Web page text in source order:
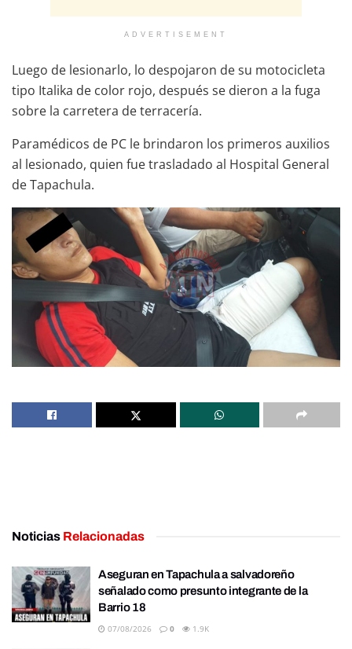
ADVERTISEMENT
Luego de lesionarlo, lo despojaron de su motocicleta
tipo Italika de color rojo, después se dieron a la fuga
sobre la carretera de terracería.
Paramédicos de PC le brindaron los primeros auxilios
al lesionado, quien fue trasladado al Hospital General
de Tapachula.
Noticias Relacionadas
Aseguran en Tapachula a salvadoreño
señalado como presunto integrante de la
Barrio 18
07/08/2026 0 1.9K